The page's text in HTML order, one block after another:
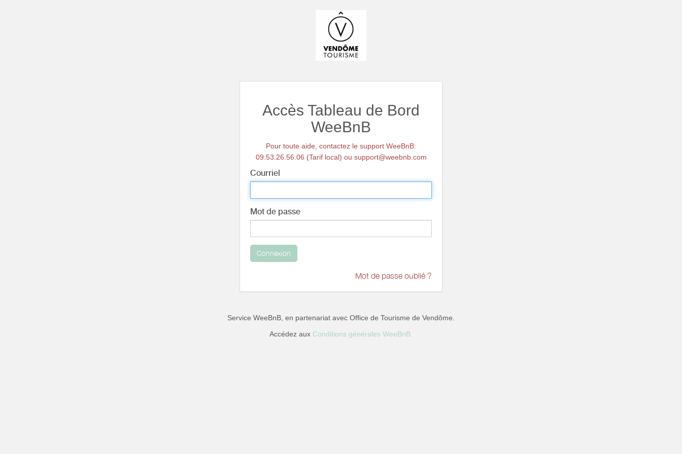
Accès Tableau de Bord
WeeBnB
Pour toute aide, contactez le support WeeBnB:
09.53.26.56.06 (Tarif local) ou support@weebnb.com
Courriel
Mot de passe
Connexion
Mot de passe oublié ?
Service WeeBnB, en partenariat avec Office de Tourisme de Vendôme
Accédez aux Conditions générales WeeBnB.